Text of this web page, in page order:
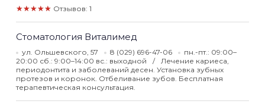
★★★★★ Отзывов: 1
Стоматология Виталимед
ул. Ольшевского, 57 8 (029) 696-47-06
пн.-пт.: 09:00–
20:00 сб.: 9:00–14:00 вс.: выходной
Лечение кариеса,
периодонтита и заболеваний десен. Установка зубных
протезов и коронок. Отбеливание зубов. Бесплатная
терапевтическая консультация.